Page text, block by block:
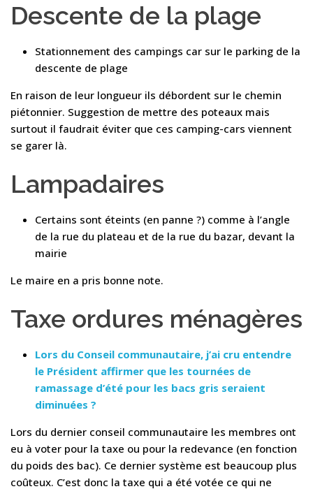
Descente de la plage
Stationnement des campings car sur le parking de la
descente de plage
En raison de leur longueur ils débordent sur le chemin
piétonnier. Suggestion de mettre des poteaux mais
surtout il faudrait éviter que ces camping-cars viennent
se garer là.
Lampadaires
Certains sont éteints (en panne ?) comme à l’angle
de la rue du plateau et de la rue du bazar, devant la
mairie
Le maire en a pris bonne note.
Taxe ordures ménagères
Lors du Conseil communautaire, j’ai cru entendre
le Président affirmer que les tournées de
ramassage d’été pour les bacs gris seraient
diminuées ?
Lors du dernier conseil communautaire les membres ont
eu à voter pour la taxe ou pour la redevance (en fonction
du poids des bac). Ce dernier système est beaucoup plus
coûteux. C’est donc la taxe qui a été votée ce qui ne